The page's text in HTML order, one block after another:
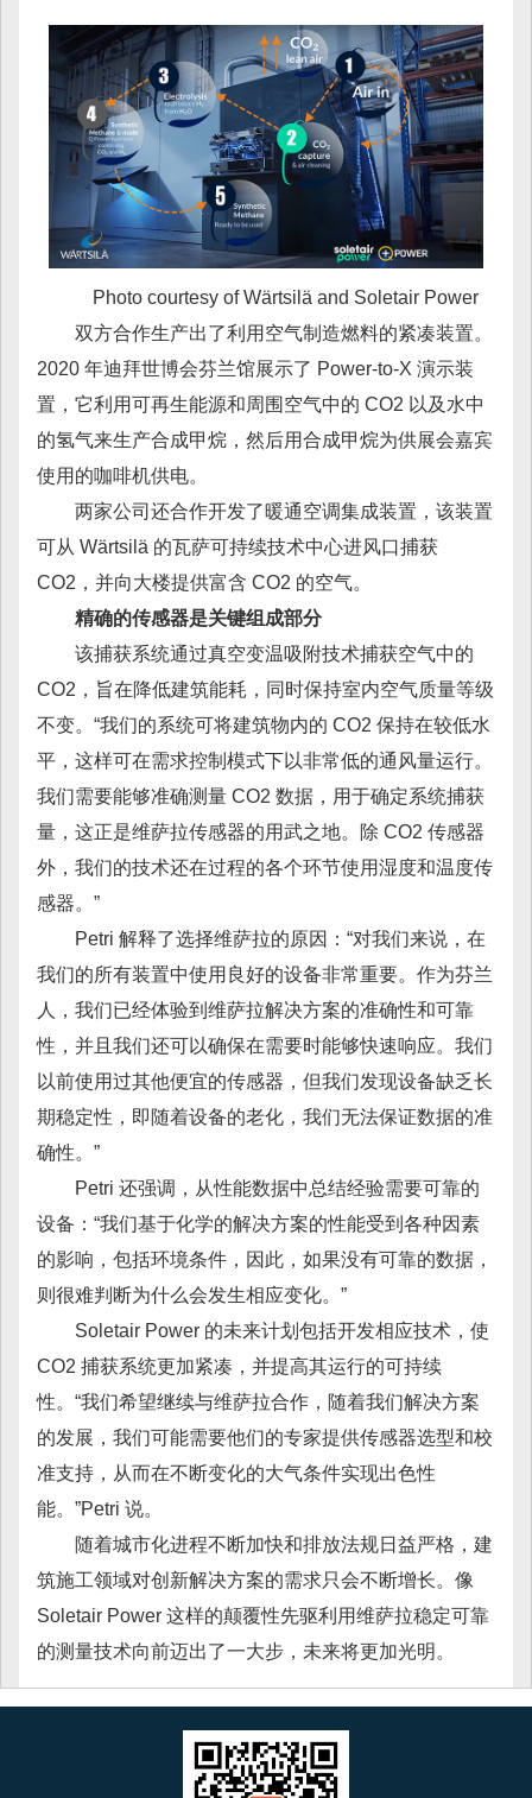
Photo courtesy of Wärtsilä and Soletair Power
双方合作生产出了利用空气制造燃料的紧凑装置。
2020 年迪拜世博会芬兰馆展示了 Power-to-X 演示装
置，它利用可再生能源和周围空气中的 CO2 以及水中
的氢气来生产合成甲烷，然后用合成甲烷为供展会嘉宾
使用的咖啡机供电。
两家公司还合作开发了暖通空调集成装置，该装置
可从 Wärtsilä 的瓦萨可持续技术中心进风口捕获
CO2，并向大楼提供富含 CO2 的空气。
精确的传感器是关键组成部分
该捕获系统通过真空变温吸附技术捕获空气中的
CO2，旨在降低建筑能耗，同时保持室内空气质量等级
不变。“我们的系统可将建筑物内的 CO2 保持在较低水
平，这样可在需求控制模式下以非常低的通风量运行。
我们需要能够准确测量 CO2 数据，用于确定系统捕获
量，这正是维萨拉传感器的用武之地。除 CO2 传感器
外，我们的技术还在过程的各个环节使用湿度和温度传
感器。”
Petri 解释了选择维萨拉的原因：“对我们来说，在
我们的所有装置中使用良好的设备非常重要。作为芬兰
人，我们已经体验到维萨拉解决方案的准确性和可靠
性，并且我们还可以确保在需要时能够快速响应。我们
以前使用过其他便宜的传感器，但我们发现设备缺乏长
期稳定性，即随着设备的老化，我们无法保证数据的准
确性。”
Petri 还强调，从性能数据中总结经验需要可靠的
设备：“我们基于化学的解决方案的性能受到各种因素
的影响，包括环境条件，因此，如果没有可靠的数据，
则很难判断为什么会发生相应变化。”
Soletair Power 的未来计划包括开发相应技术，使
CO2 捕获系统更加紧凑，并提高其运行的可持续
性。“我们希望继续与维萨拉合作，随着我们解决方案
的发展，我们可能需要他们的专家提供传感器选型和校
准支持，从而在不断变化的大气条件实现出色性
能。”Petri 说。
随着城市化进程不断加快和排放法规日益严格，建
筑施工领域对创新解决方案的需求只会不断增长。像
Soletair Power 这样的颠覆性先驱利用维萨拉稳定可靠
的测量技术向前迈出了一大步，未来将更加光明。